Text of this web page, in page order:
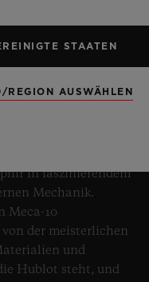
SKY BLUE
unbestrittener
in faszinierendem
Mechanik.
Meca-10
der meisterlichen
und
Hublot steht, und
STAATEN
REGION AUSWÄHLEN